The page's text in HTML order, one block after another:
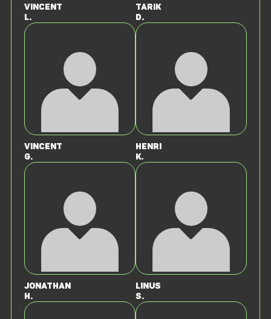
Vincent
L.
Tarik
D.
Vincent
G.
Henri
K.
Jonathan
H.
Linus
S.